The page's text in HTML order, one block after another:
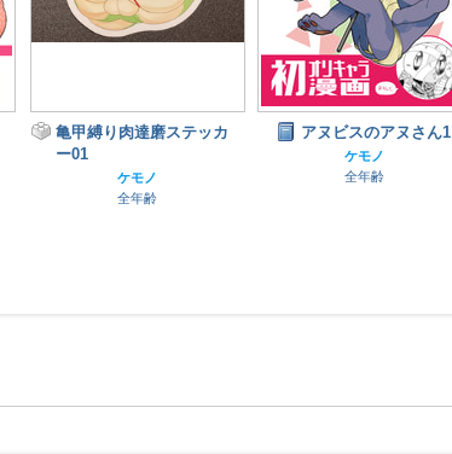
アヌビスのアヌさん1
全年齢
ドラゴンカーセックスス
テッカー01
ケモノ